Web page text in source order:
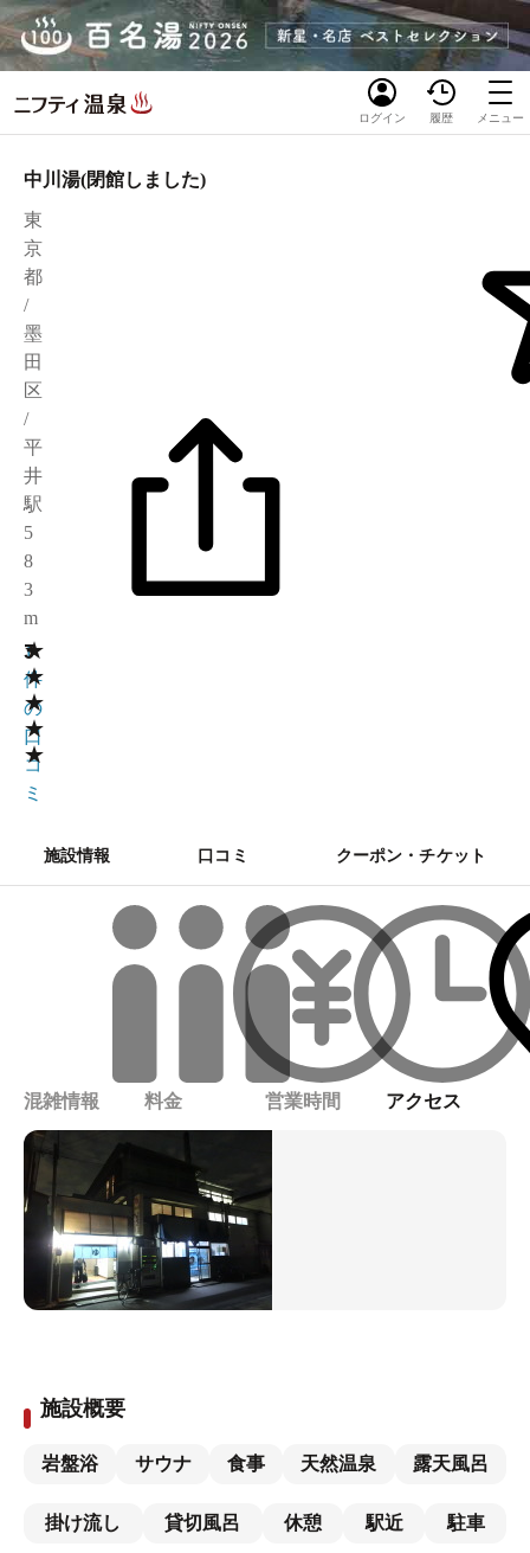
ログイン 履歴 メニュー
中川湯(閉館しました)
東
京
都
/
墨
田
区
/
平
井
駅
5
8
3
m
★
★
★
★
★
3
1
件
の
口
コ
ミ
施設情報 口コミ クーポン・チケット
混雑情報 料金 営業時間 アクセス
施設概要
岩盤浴 サウナ 食事 天然温泉 露天風呂
掛け流し 貸切風呂 休憩 駅近 駐車